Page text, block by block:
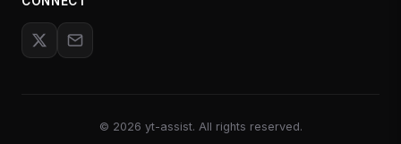
© 2026 yt-assist. All rights reserved.